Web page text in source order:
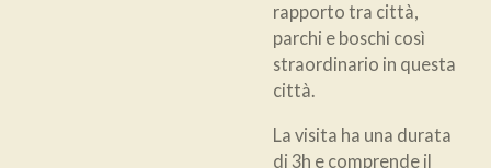
rapporto tra città,
parchi e boschi così
straordinario in questa
città.
La visita ha una durata
di 3h e comprende il